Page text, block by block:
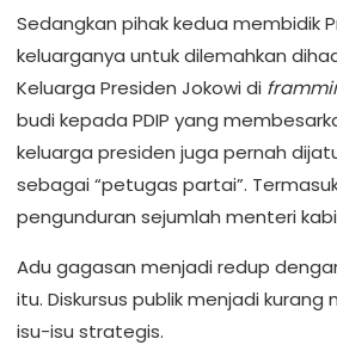
Sedangkan pihak kedua membidik
keluarganya untuk dilemahkan
Keluarga Presiden Jokowi di
budi kepada PDIP yang
keluarga presiden juga pernah
sebagai “petugas partai”.
pengunduran sejumlah menteri
Adu gagasan menjadi redup
itu. Diskursus publik menjadi kurang
isu-isu strategis.